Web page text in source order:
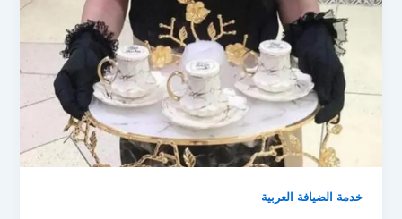
خدمة الضيافة العربية